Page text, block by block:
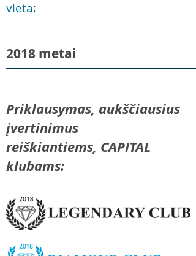
vieta;
2018 metai
Priklausymas, aukščiausius
įvertinimus
reiškiantiems, CAPITAL
klubams: